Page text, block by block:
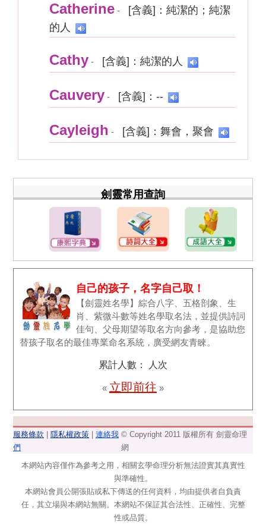
Catherine -
[含義]：純潔的；純潔
的人
Cathy - [含義]：純潔的人
Cauvery - [含義]：--
Cayleigh - [含義]：舞會，聚會
劍靈常用查詢
自己的孩子，名字自己取！
【劍靈姓名學】綜合八字、五格剖象、生
肖、紫微斗數等姓名學取名法，並提供詩詞
佳句、父母期望等取名方向參考，是協助您
替孩子取名的最佳專業命名系統，廣受網友青睞。
累計人數： 人次
« 立即前往 »
服務條款 隱私權政策
連絡我
們
© Copyright 2011 版權所有 劍靈命理
網
本網站內容僅作為參考之用，相關玄學命理分析無法證實其真實性
與準確性。
本網站會員公開張貼或私下傳送的任何資料，均由提供者自負責
任，其立場與本網站無關。本網站不保証其合法性、正確性、完整
性或品質。